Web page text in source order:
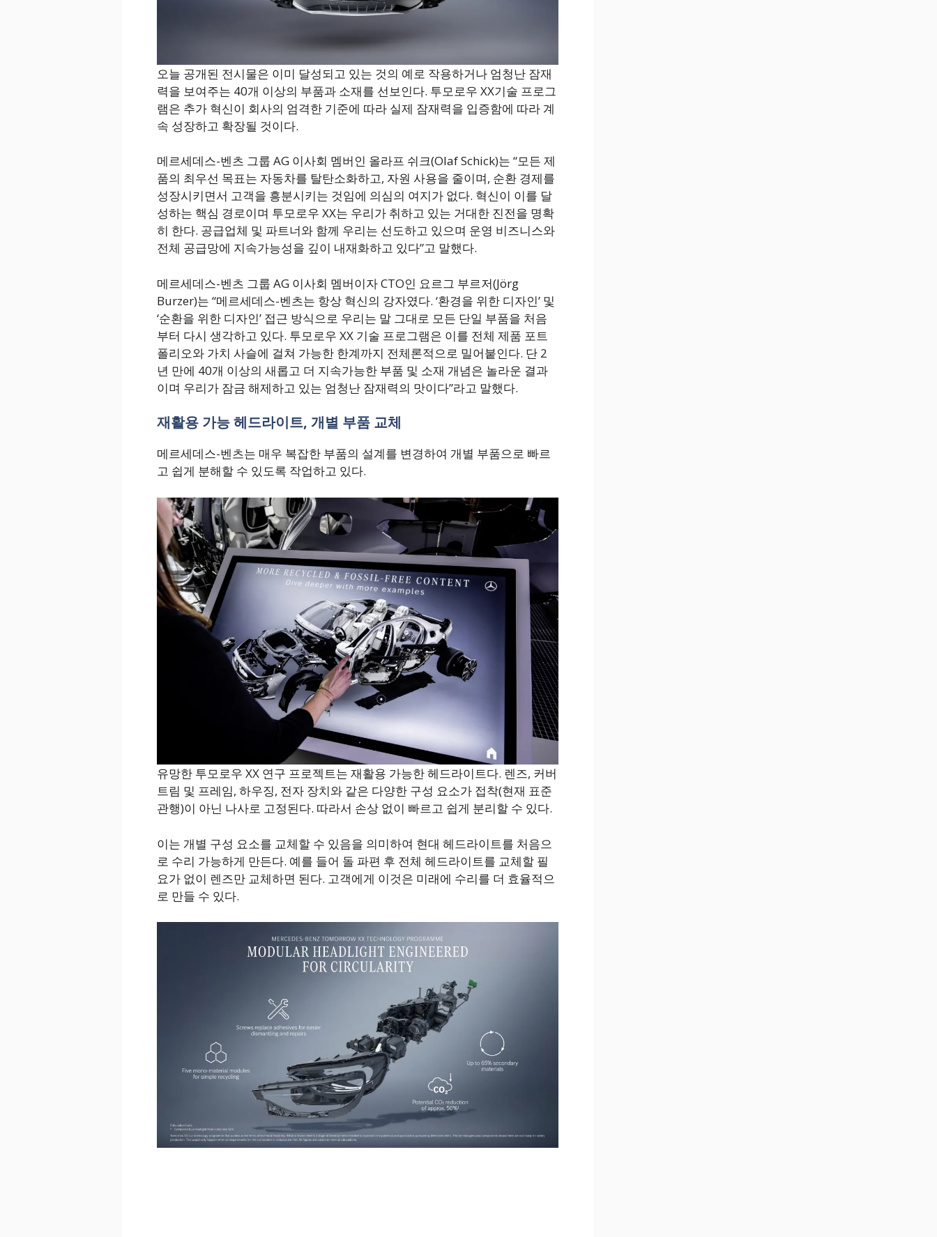
오늘 공개된 전시물은 이미 달성되고 있는 것의 예로 작용하거나 엄청난 잠재
력을 보여주는 40개 이상의 부품과 소재를 선보인다. 투모로우 XX기술 프로그
램은 추가 혁신이 회사의 엄격한 기준에 따라 실제 잠재력을 입증함에 따라 계
속 성장하고 확장될 것이다.
메르세데스-벤츠 그룹 AG 이사회 멤버인 올라프 쉬크(Olaf Schick)는 “모든 제
품의 최우선 목표는 자동차를 탈탄소화하고, 자원 사용을 줄이며, 순환 경제를
성장시키면서 고객을 흥분시키는 것임에 의심의 여지가 없다. 혁신이 이를 달
성하는 핵심 경로이며 투모로우 XX는 우리가 취하고 있는 거대한 진전을 명확
히 한다. 공급업체 및 파트너와 함께 우리는 선도하고 있으며 운영 비즈니스와
전체 공급망에 지속가능성을 깊이 내재화하고 있다”고 말했다.
메르세데스-벤츠 그룹 AG 이사회 멤버이자 CTO인 요르그 부르저(Jörg
Burzer)는 “메르세데스-벤츠는 항상 혁신의 강자였다. ‘환경을 위한 디자인’ 및
‘순환을 위한 디자인’ 접근 방식으로 우리는 말 그대로 모든 단일 부품을 처음
부터 다시 생각하고 있다. 투모로우 XX 기술 프로그램은 이를 전체 제품 포트
폴리오와 가치 사슬에 걸쳐 가능한 한계까지 전체론적으로 밀어붙인다. 단 2
년 만에 40개 이상의 새롭고 더 지속가능한 부품 및 소재 개념은 놀라운 결과
이며 우리가 잠금 해제하고 있는 엄청난 잠재력의 맛이다”라고 말했다.
재활용 가능 헤드라이트, 개별 부품 교체
메르세데스-벤츠는 매우 복잡한 부품의 설계를 변경하여 개별 부품으로 빠르
고 쉽게 분해할 수 있도록 작업하고 있다.
유망한 투모로우 XX 연구 프로젝트는 재활용 가능한 헤드라이트다. 렌즈, 커버
트림 및 프레임, 하우징, 전자 장치와 같은 다양한 구성 요소가 접착(현재 표준
관행)이 아닌 나사로 고정된다. 따라서 손상 없이 빠르고 쉽게 분리할 수 있다.
이는 개별 구성 요소를 교체할 수 있음을 의미하여 현대 헤드라이트를 처음으
로 수리 가능하게 만든다. 예를 들어 돌 파편 후 전체 헤드라이트를 교체할 필
요가 없이 렌즈만 교체하면 된다. 고객에게 이것은 미래에 수리를 더 효율적으
로 만들 수 있다.